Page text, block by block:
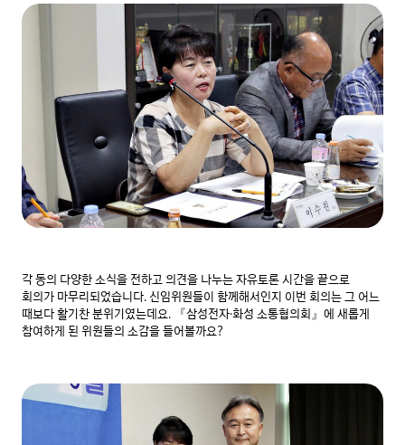
각 동의 다양한 소식을 전하고 의견을 나누는 자유토론 시간을 끝으로
회의가 마무리되었습니다. 신임위원들이 함께해서인지 이번 회의는 그 어느
때보다 활기찬 분위기였는데요. 『삼성전자·화성 소통협의회』에 새롭게
참여하게 된 위원들의 소감을 들어볼까요?